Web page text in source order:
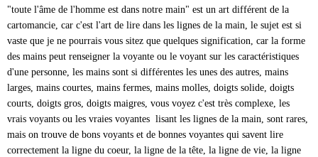
"toute l'âme de l'homme est dans notre main" est un art différent de la
cartomancie, car c'est l'art de lire dans les lignes de la main, le sujet est si
vaste que je ne pourrais vous sitez que quelques signification, car la forme
des mains peut renseigner la voyante ou le voyant sur les caractéristiques
d'une personne, les mains sont si différentes les unes des autres, mains
larges, mains courtes, mains fermes, mains molles, doigts solide, doigts
courts, doigts gros, doigts maigres, vous voyez c'est très complexe, les
vrais voyants ou les vraies voyantes lisant les lignes de la main, sont rares,
mais on trouve de bons voyants et de bonnes voyantes qui savent lire
correctement la ligne du coeur, la ligne de la tête, la ligne de vie, la ligne